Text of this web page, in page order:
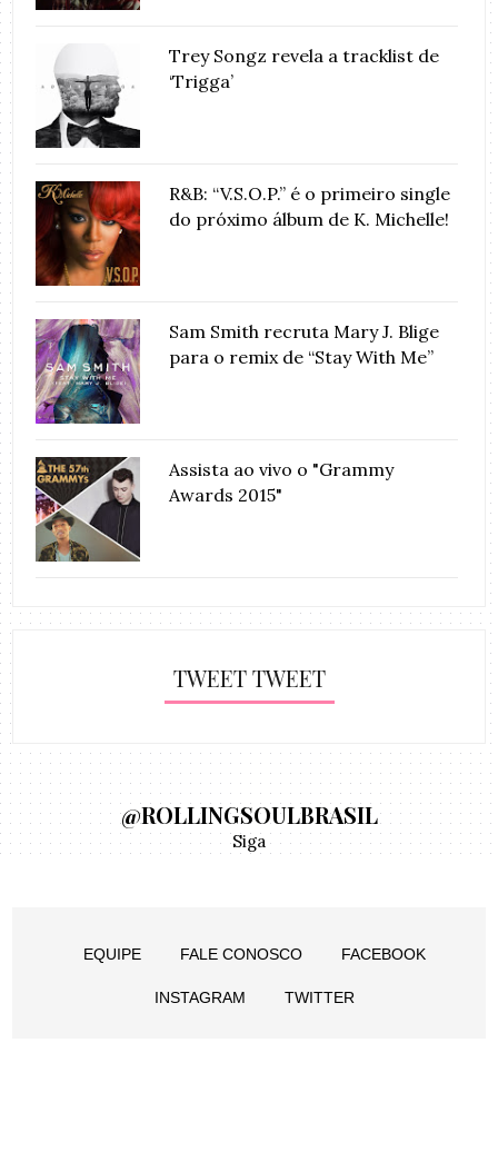
Trey Songz revela a tracklist de
‘Trigga’
R&B: “V.S.O.P.” é o primeiro single
do próximo álbum de K. Michelle!
Sam Smith recruta Mary J. Blige
para o remix de “Stay With Me”
Assista ao vivo o "Grammy
Awards 2015"
TWEET TWEET
@ROLLINGSOULBRASIL
Siga
EQUIPE FALE CONOSCO FACEBOOK
INSTAGRAM TWITTER